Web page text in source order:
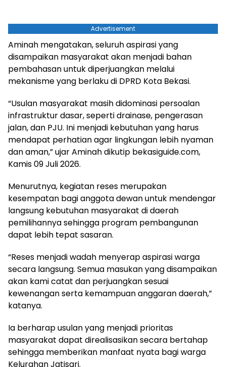
Advertisement
Aminah mengatakan, seluruh aspirasi yang
disampaikan masyarakat akan menjadi bahan
pembahasan untuk diperjuangkan melalui
mekanisme yang berlaku di DPRD Kota Bekasi.
“Usulan masyarakat masih didominasi persoalan
infrastruktur dasar, seperti drainase, pengerasan
jalan, dan PJU. Ini menjadi kebutuhan yang harus
mendapat perhatian agar lingkungan lebih nyaman
dan aman,” ujar Aminah dikutip bekasiguide.com,
Kamis 09 Juli 2026.
Menurutnya, kegiatan reses merupakan
kesempatan bagi anggota dewan untuk mendengar
langsung kebutuhan masyarakat di daerah
pemilihannya sehingga program pembangunan
dapat lebih tepat sasaran.
“Reses menjadi wadah menyerap aspirasi warga
secara langsung. Semua masukan yang disampaikan
akan kami catat dan perjuangkan sesuai
kewenangan serta kemampuan anggaran daerah,”
katanya.
Ia berharap usulan yang menjadi prioritas
masyarakat dapat direalisasikan secara bertahap
sehingga memberikan manfaat nyata bagi warga
Kelurahan Jatisari.